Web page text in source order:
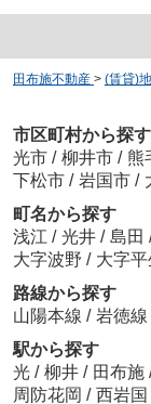
田布施不動産 > (賃貸)
市区町村から探す
光市 / 柳井市 / 熊
下松市 / 岩国市 /
町名から探す
浅江 / 光井 / 島田
大字波野 / 大字
路線から探す
山陽本線 / 岩徳線
駅から探す
光 / 柳井 / 田布施
周防花岡 / 西岩国